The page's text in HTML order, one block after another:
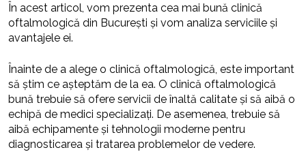
În acest articol, vom prezenta cea mai bună clinică
oftalmologică din București și vom analiza serviciile și
avantajele ei.
Înainte de a alege o clinică oftalmologică, este important
să știm ce așteptăm de la ea. O clinică oftalmologică
bună trebuie să ofere servicii de înaltă calitate și să aibă o
echipă de medici specializați. De asemenea, trebuie să
aibă echipamente și tehnologii moderne pentru
diagnosticarea și tratarea problemelor de vedere.